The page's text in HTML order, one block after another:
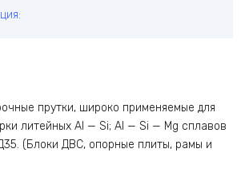
прутки, широко применяемые для
литейных Al — Si; Al — Si — Mg сплавов
(Блоки ДВС, опорные плиты, рамы и